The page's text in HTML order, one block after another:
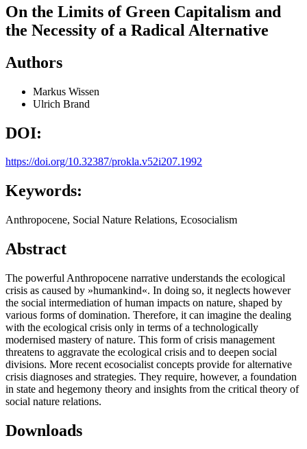
On the Limits of Green Capitalism and
the Necessity of a Radical Alternative
Authors
Markus Wissen
Ulrich Brand
DOI:
https://doi.org/10.32387/prokla.v52i207.1992
Keywords:
Anthropocene, Social Nature Relations, Ecosocialism
Abstract
The powerful Anthropocene narrative understands the ecological
crisis as caused by »humankind«. In doing so, it neglects however
the social intermediation of human impacts on nature, shaped by
various forms of domination. Therefore, it can imagine the dealing
with the ecological crisis only in terms of a technologically
modernised mastery of nature. This form of crisis management
threatens to aggravate the ecological crisis and to deepen social
divisions. More recent ecosocialist concepts provide for alternative
crisis diagnoses and strategies. They require, however, a foundation
in state and hegemony theory and insights from the critical theory of
social nature relations.
Downloads